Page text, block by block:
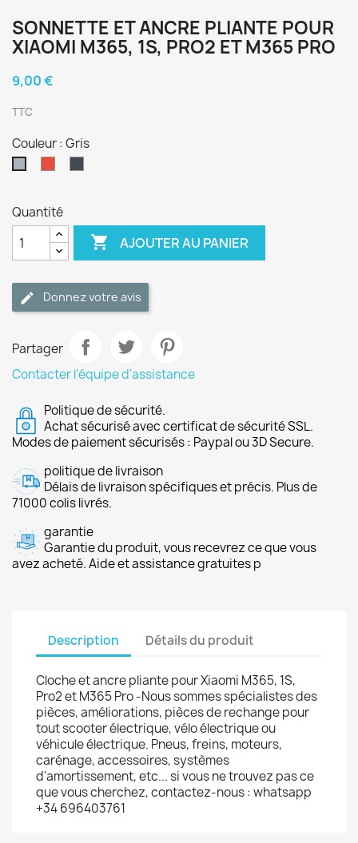
SONNETTE ET ANCRE PLIANTE POUR
XIAOMI M365, 1S, PRO2 ET M365 PRO
9,00 €
TTC
Couleur : Gris
Quantité
 AJOUTER AU PANIER
Donnez votre avis
Partager
Contacter l'équipe d'assistance
Politique de sécurité.
Achat sécurisé avec certificat de sécurité SSL.
Modes de paiement sécurisés : Paypal ou 3D Secure.
politique de livraison
Délais de livraison spécifiques et précis. Plus de
71000 colis livrés.
garantie
Garantie du produit, vous recevrez ce que vous
avez acheté. Aide et assistance gratuites p
Description Détails du produit
Cloche et ancre pliante pour Xiaomi M365, 1S,
Pro2 et M365 Pro -Nous sommes spécialistes des
pièces, améliorations, pièces de rechange pour
tout scooter électrique, vélo électrique ou
véhicule électrique. Pneus, freins, moteurs,
carénage, accessoires, systèmes
d'amortissement, etc... si vous ne trouvez pas ce
que vous cherchez, contactez-nous : whatsapp
+34 696403761